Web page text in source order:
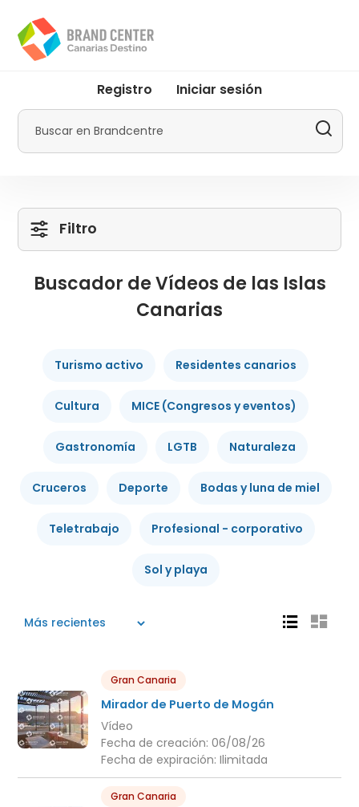
contenido
principal
menu
Promotur
Registro Iniciar sesión
Buscar
Filtro
Buscador de Vídeos de las Islas
Canarias
Turismo activo Residentes canarios
Cultura MICE (Congresos y eventos)
Gastronomía LGTB Naturaleza
Cruceros Deporte Bodas y luna de miel
Teletrabajo Profesional - corporativo
Sol y playa
Gran Canaria
Mirador de Puerto de Mogán
Vídeo
Fecha de creación: 06/08/26
Fecha de expiración: Ilimitada
Gran Canaria